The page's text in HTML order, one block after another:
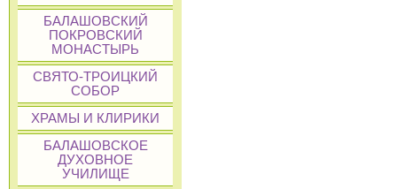
БАЛАШОВСКИЙ
ПОКРОВСКИЙ
МОНАСТЫРЬ
СВЯТО-ТРОИЦКИЙ
СОБОР
ХРАМЫ И КЛИРИКИ
БАЛАШОВСКОЕ
ДУХОВНОЕ
УЧИЛИЩЕ